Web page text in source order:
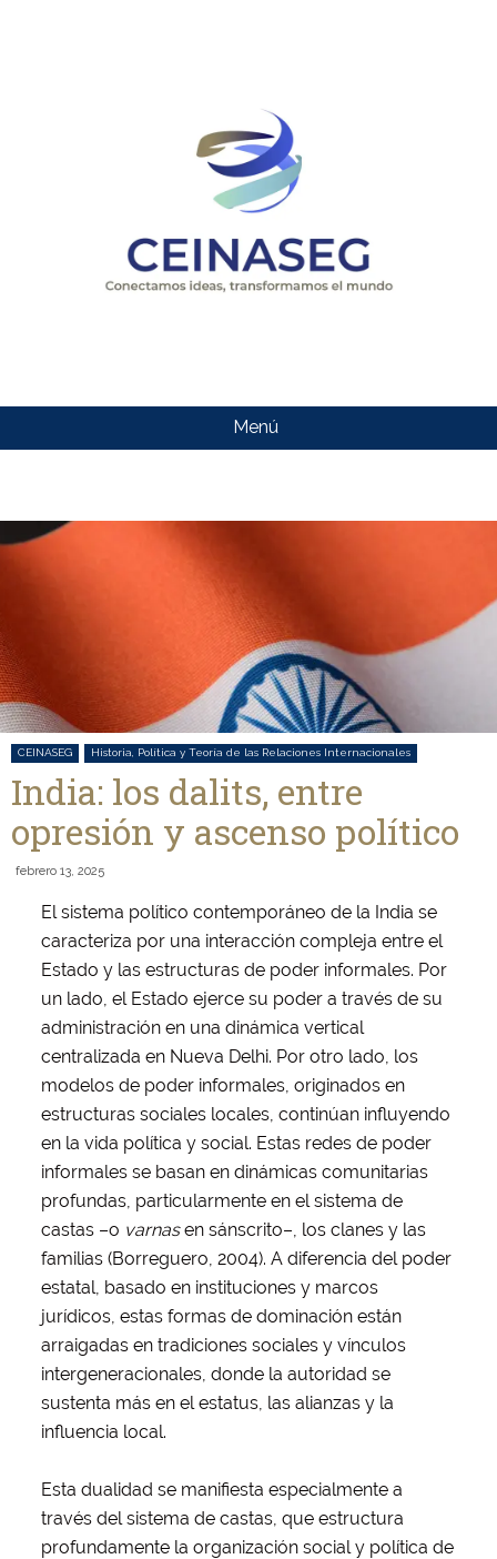
CEINASEG
Menú
CEINASEG Historia, Política y Teoría de las Relaciones Internacionales
India: los dalits, entre
opresión y ascenso político
febrero 13, 2025
El sistema político contemporáneo de la India se
caracteriza por una interacción compleja entre el
Estado y las estructuras de poder informales. Por
un lado, el Estado ejerce su poder a través de su
administración en una dinámica vertical
centralizada en Nueva Delhi. Por otro lado, los
modelos de poder informales, originados en
estructuras sociales locales, continúan influyendo
en la vida política y social. Estas redes de poder
informales se basan en dinámicas comunitarias
profundas, particularmente en el sistema de
castas –o varnasen sánscrito–, los clanes y las
familias (Borreguero, 2004). A diferencia del poder
estatal, basado en instituciones y marcos
jurídicos, estas formas de dominación están
arraigadas en tradiciones sociales y vínculos
intergeneracionales, donde la autoridad se
sustenta más en el estatus, las alianzas y la
influencia local.
Esta dualidad se manifiesta especialmente a
través del sistema de castas, que estructura
profundamente la organización social y política de